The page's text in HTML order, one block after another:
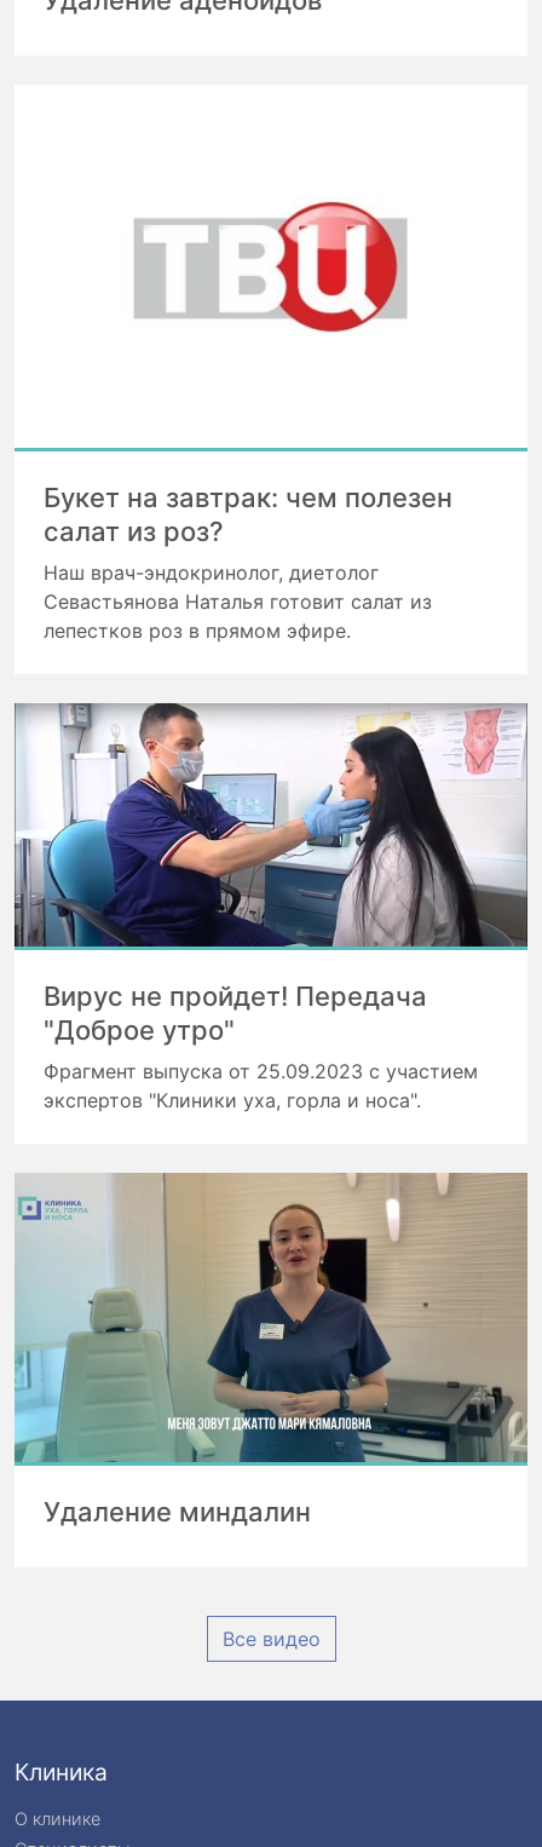
Букет на завтрак: чем полезен
салат из роз?
Наш врач-эндокринолог, диетолог
Севастьянова Наталья готовит салат из
лепестков роз в прямом эфире.
Вирус не пройдет! Передача
"Доброе утро"
Фрагмент выпуска от 25.09.2023 с участием
экспертов "Клиники уха, горла и носа".
Удаление миндалин
Все видео
Клиника
О клинике